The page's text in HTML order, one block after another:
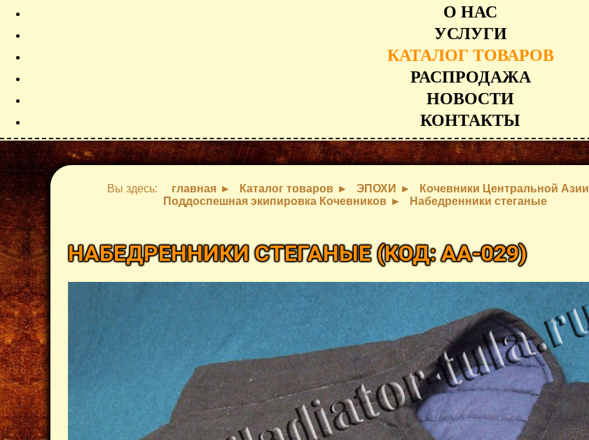
О НАС
УСЛУГИ
КАТАЛОГ ТОВАРОВ
РАСПРОДАЖА
НОВОСТИ
КОНТАКТЫ
Вы здесь: главная Каталог товаров ЭПОХИ
Кочевники Центральной Азии
Поддоспешная экипировка Кочевников
Набедренники стеганые
НАБЕДРЕННИКИ СТЕГАНЫЕ(КОД:AA-029)